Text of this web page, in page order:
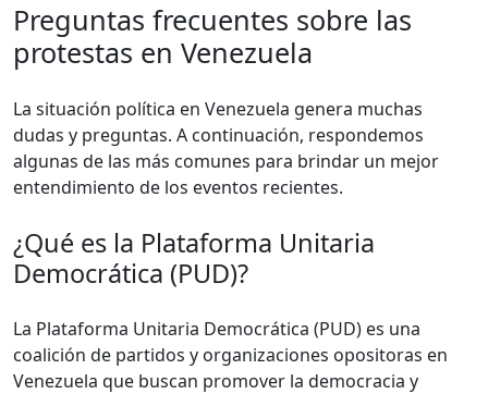
Preguntas frecuentes sobre las
protestas en Venezuela
La situación política en Venezuela genera muchas
dudas y preguntas. A continuación, respondemos
algunas de las más comunes para brindar un mejor
entendimiento de los eventos recientes.
¿Qué es la Plataforma Unitaria
Democrática (PUD)?
La Plataforma Unitaria Democrática (PUD) es una
coalición de partidos y organizaciones opositoras en
Venezuela que buscan promover la democracia y